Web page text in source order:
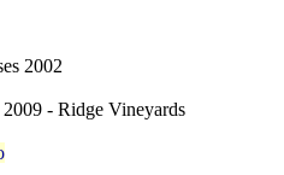
2002
- Ridge Vineyards